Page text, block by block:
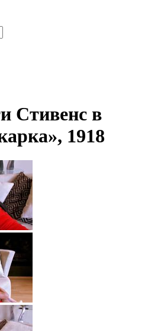
Стивенс в
1918